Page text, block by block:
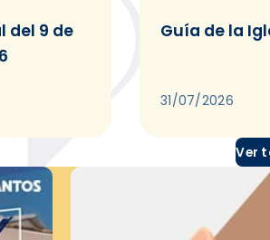
del 9 de
Guía de la
31/07/2026
Ver